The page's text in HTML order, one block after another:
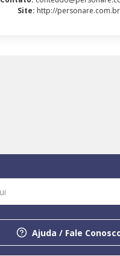
Site: http://personare.com.br
Ajuda / Fale